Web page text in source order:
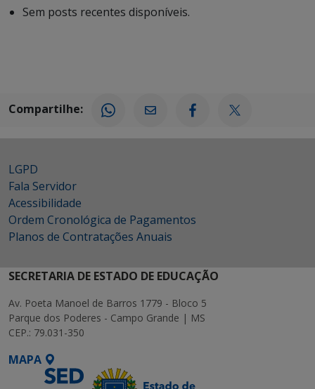
Sem posts recentes disponíveis.
Compartilhe:
LGPD
Fala Servidor
Acessibilidade
Ordem Cronológica de Pagamentos
Planos de Contratações Anuais
SECRETARIA DE ESTADO DE EDUCAÇÃO
Av. Poeta Manoel de Barros 1779 - Bloco 5
Parque dos Poderes - Campo Grande | MS
CEP.: 79.031-350
MAPA